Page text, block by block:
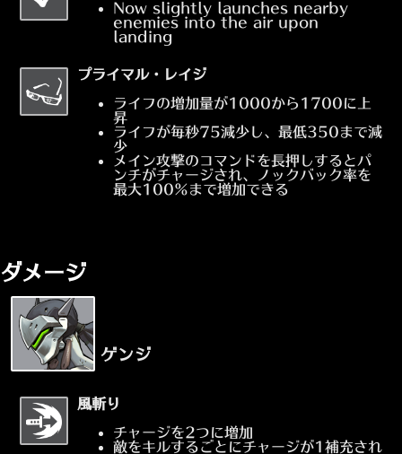
Now slightly launches nearby
enemies into the air upon
landing
プライマル・レイジ
ライフの増加量が1000から1700に上
昇
ライフが毎秒75減少し、最低350まで減
少
メイン攻撃のコマンドを長押しするとパ
ンチがチャージされ、ノックバック率を
最大100%まで増加できる
ダメージ
ゲンジ
風斬り
チャージを2つに増加
敵をキルするごとにチャージが1補充され